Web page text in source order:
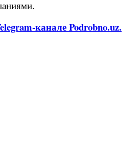
канале Podrobno.uz.